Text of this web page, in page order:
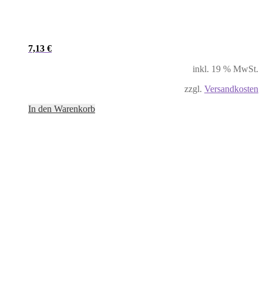
7,13 €
inkl. 19 % MwSt.
zzgl. Versandkosten
In den Warenkorb